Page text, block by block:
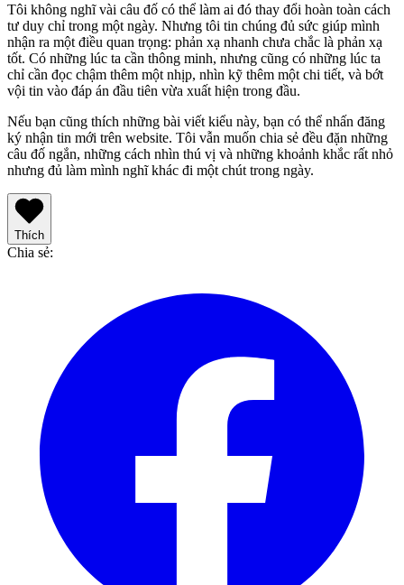
Tôi không nghĩ vài câu đố có thể làm ai đó thay đổi hoàn toàn cách
tư duy chỉ trong một ngày. Nhưng tôi tin chúng đủ sức giúp mình
nhận ra một điều quan trọng: phản xạ nhanh chưa chắc là phản xạ
tốt. Có những lúc ta cần thông minh, nhưng cũng có những lúc ta
chỉ cần đọc chậm thêm một nhịp, nhìn kỹ thêm một chi tiết, và bớt
vội tin vào đáp án đầu tiên vừa xuất hiện trong đầu.
Nếu bạn cũng thích những bài viết kiểu này, bạn có thể nhấn đăng
ký nhận tin mới trên website. Tôi vẫn muốn chia sẻ đều đặn những
câu đố ngắn, những cách nhìn thú vị và những khoảnh khắc rất nhỏ
nhưng đủ làm mình nghĩ khác đi một chút trong ngày.
Thích
Chia sẻ: